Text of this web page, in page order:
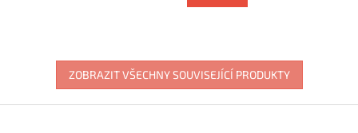
ZOBRAZIT VŠECHNY SOUVISEJÍCÍ PRODUKTY